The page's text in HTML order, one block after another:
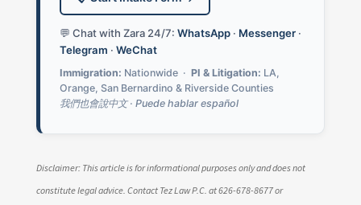
💬 Chat with Zara 24/7: WhatsApp· Messenger·
Telegram · WeChat
Immigration: Nationwide · PI & Litigation: LA,
Orange, San Bernardino & Riverside Counties
我們也會說中文 · Puede hablar español
Disclaimer: This article is for informational purposes only and does not
constitute legal advice. Contact Tez Law P.C. at 626-678-8677 or